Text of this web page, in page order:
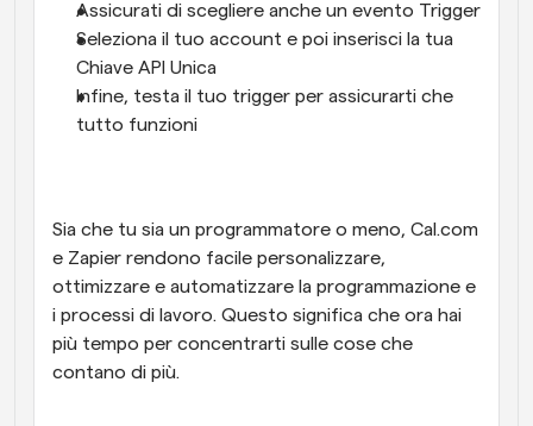
Assicurati di scegliere anche un evento Trigger
Seleziona il tuo account e poi inserisci la tua
Chiave API Unica
Infine, testa il tuo trigger per assicurarti che
tutto funzioni
Sia che tu sia un programmatore o meno, Cal.com
e Zapier rendono facile personalizzare,
ottimizzare e automatizzare la programmazione e
i processi di lavoro. Questo significa che ora hai
più tempo per concentrarti sulle cose che
contano di più.